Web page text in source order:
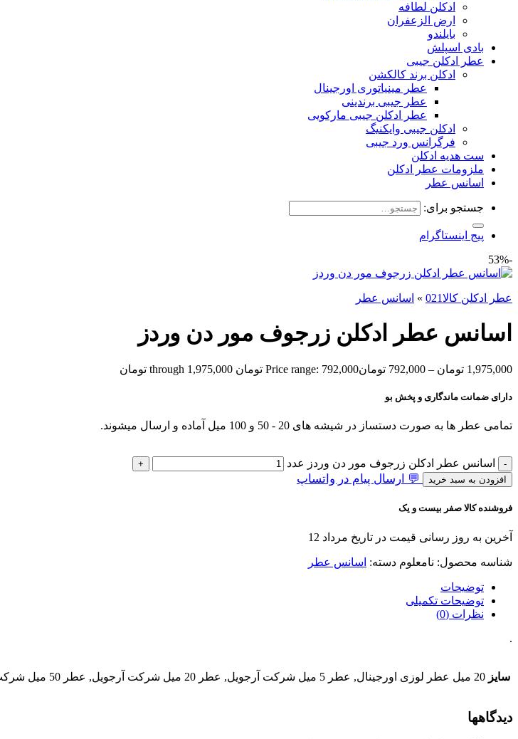
ادکلن لطافه
ارض الزعفران
بایلندو
بادی اسپلش
عطر ادکلن جیبی
ادکلن برند کالکشن
عطر مینیاتوری اورجینال
عطر جیبی برندینی
عطر ادکلن جیبی مارکویی
ادکلن جیبی وایکنیگ
فرگرانس ورد جیبی
ست هدیه ادکلن
ملزومات عطر ادکلن
اسانس عطر
جستجو برای:
پیج اینستاگرام
-53%
عطر ادکلن کالا021 » اسانس عطر
اسانس عطر ادکلن زرجوف مور دن وردز
1,975,000 تومان –
792,000 تومانPrice range: 792,000 تومان through 1,975,000 تومان
دارای ضمانت ماندگاری و پخش بو
تمامی عطر ها به صورت دستساز در شیشه های 20 - 50 و 100 میل آماده و ارسال میشوند.
اسانس عطر ادکلن زرجوف مور دن وردز عدد
افزودن به سبد خرید 💬 ارسال پیام در واتساپ
فروشنده کالا صفر بیست و یک
آخرین به روز رسانی قیمت در تاریخ مرداد 12
شناسه محصول: نامعلوم دسته: اسانس عطر
توضیحات
توضیحات تکمیلی
نظرات (0)
.
سایز 20 میل عطر لوزی اورجینال, عطر 5 میل شرکت آرجویل, عطر 20 میل شرکت آرجویل, عطر 50 میل شرکت آرجویل, عطر 100 میل شرکت آرجویل, 10 میل اسانس خالص + فیکساتور جدا
دیدگاهها